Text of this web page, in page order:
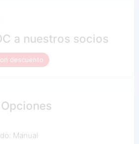
a nuestros socios
descuento
Manual